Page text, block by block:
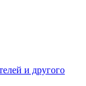
и другого